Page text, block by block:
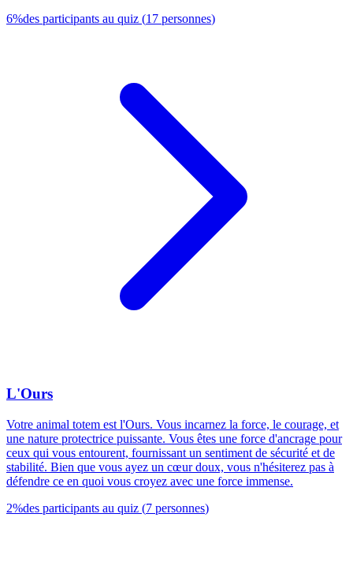
6%des participants au quiz (17 personnes)
L'Ours
Votre animal totem est l'Ours. Vous incarnez la force, le courage, et
une nature protectrice puissante. Vous êtes une force d'ancrage pour
ceux qui vous entourent, fournissant un sentiment de sécurité et de
stabilité. Bien que vous ayez un cœur doux, vous n'hésiterez pas à
défendre ce en quoi vous croyez avec une force immense.
2%des participants au quiz (7 personnes)